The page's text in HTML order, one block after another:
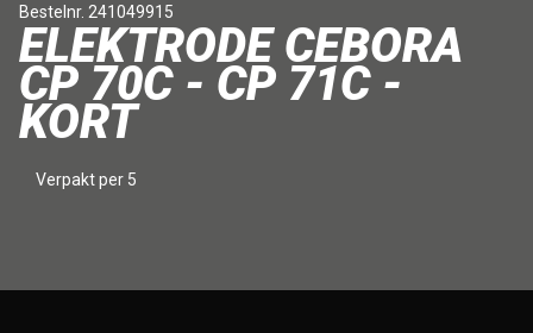
Bestelnr. 241049915
ELEKTRODE CEBORA
CP 70C - CP 71C -
KORT
Verpakt per 5